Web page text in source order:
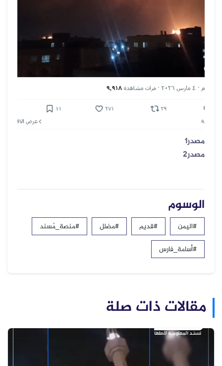
مصدر1
مصدر2
الوسوم
#اليمن #قديم #مضلل
#منصة_مُسند
#أسامة_فارس
مقالات ذات صلة